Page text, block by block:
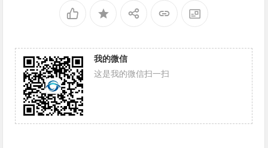
我的微信
这是我的微信扫一扫